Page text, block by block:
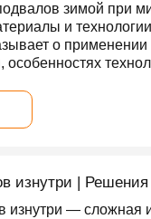
зимой при
и
о
особенностях
изнутри | Решения
изнутри — сложная